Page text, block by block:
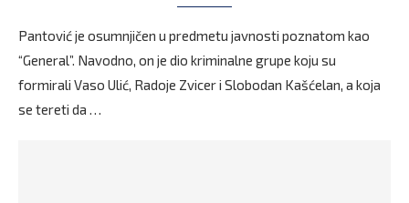
Pantović je osumnjičen u predmetu javnosti poznatom kao
“General”. Navodno, on je dio kriminalne grupe koju su
formirali Vaso Ulić, Radoje Zvicer i Slobodan Kašćelan, a koja
se tereti da …